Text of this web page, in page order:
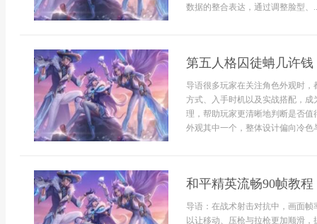
数据的整合表达，通过调整脸型、
第五人格囚徒蚺几许钱
导语很多玩家在关注角色外观时
方式、入手时机以及实战搭配，
理，帮助玩家更清晰地判断是否
外观其中一个，整体设计偏向冷
和平精英流畅90帧教程
导语：在战术射击对抗中，画面
以让移动、压枪与拉枪更加顺滑